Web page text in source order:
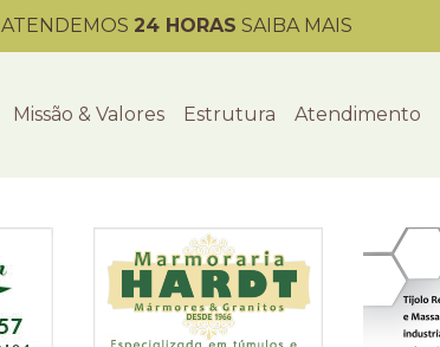
ATENDEMOS 24 HORAS SAIBA MAIS
Missão & Valores Estrutura Atendimento